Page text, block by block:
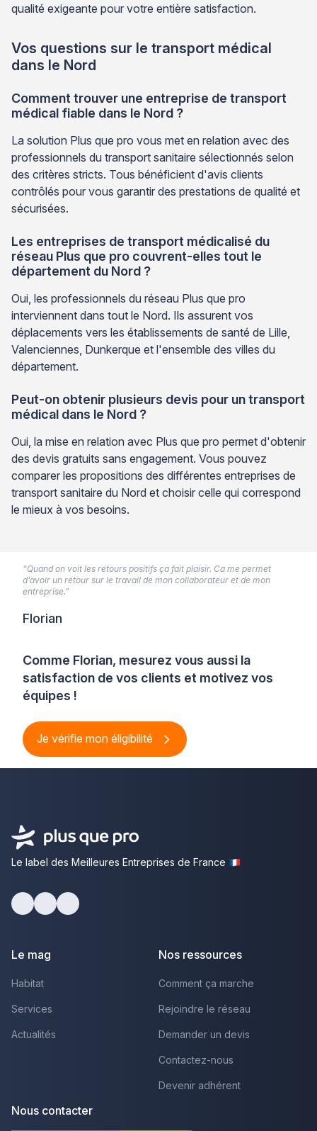
qualité exigeante pour votre entière satisfaction.
Vos questions sur le transport médical
dans le Nord
Comment trouver une entreprise de transport
médical fiable dans le Nord ?
La solution Plus que pro vous met en relation avec des
professionnels du transport sanitaire sélectionnés selon
des critères stricts. Tous bénéficient d'avis clients
contrôlés pour vous garantir des prestations de qualité et
sécurisées.
Les entreprises de transport médicalisé du
réseau Plus que pro couvrent-elles tout le
département du Nord ?
Oui, les professionnels du réseau Plus que pro
interviennent dans tout le Nord. Ils assurent vos
déplacements vers les établissements de santé de Lille,
Valenciennes, Dunkerque et l'ensemble des villes du
département.
Peut-on obtenir plusieurs devis pour un transport
médical dans le Nord ?
Oui, la mise en relation avec Plus que pro permet d'obtenir
des devis gratuits sans engagement. Vous pouvez
comparer les propositions des différentes entreprises de
transport sanitaire du Nord et choisir celle qui correspond
le mieux à vos besoins.
Comme Florian, mesurez vous aussi la
satisfaction de vos clients et motivez vos
équipes !
Je vérifie mon éligibilité
“Quand on voit les retours positifs ça fait plaisir. Ca me permet
d’avoir un retour sur le travail de mon collaborateur et de mon
entreprise.”
Florian
Le label des Meilleures Entreprises de France
Le mag
Habitat
Services
Actualités
Nos ressources
Comment ça marche
Rejoindre le réseau
Demander un devis
Contactez-nous
Devenir adhérent
Nous contacter